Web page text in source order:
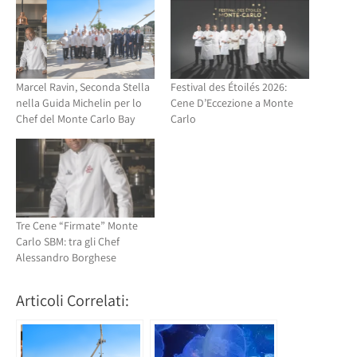
nuova
finestra)
finestra)
Marcel Ravin, Seconda Stella
nella Guida Michelin per lo
Chef del Monte Carlo Bay
Festival des Étoilés 2026:
Cene D’Eccezione a Monte
Carlo
Tre Cene “Firmate” Monte
Carlo SBM: tra gli Chef
Alessandro Borghese
Articoli Correlati: